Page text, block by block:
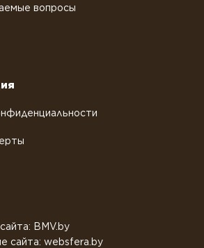
вопросы
BMV.by
сайта: websfera.by